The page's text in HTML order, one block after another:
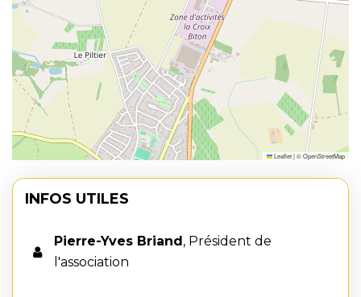
Leaflet|©OpenStreetMap
INFOS UTILES
Pierre-Yves Briand , Président de
l'association